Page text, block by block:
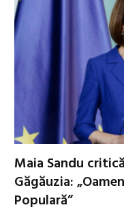
Maia Sandu
Găgăuzia:
Populară”